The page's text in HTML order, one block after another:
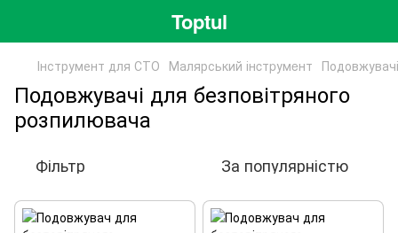
Toptul
Інструмент для СТО Малярський інcтpумeнт
Подовжувачі для безповітряного
розпилювача
Фільтр За популярністю